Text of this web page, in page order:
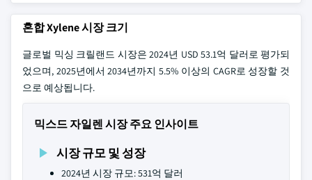
혼합 Xylene 시장 크기
글로벌 믹싱 크릴랜드 시장은 2024년 USD 53.1억 달러로 평가되
었으며, 2025년에서 2034년까지 5.5% 이상의 CAGR로 성장할 것
으로 예상됩니다.
믹스드 자일렌 시장 주요 인사이트
시장 규모 및 성장
2024년 시장 규모: 531억 달러